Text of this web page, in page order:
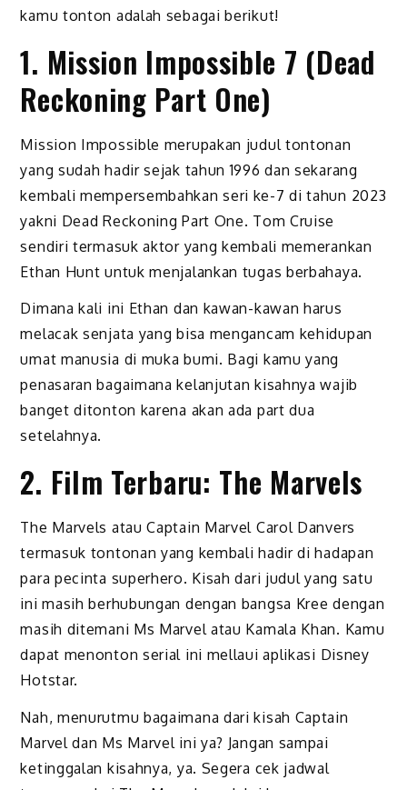
kamu tonton adalah sebagai berikut!
1. Mission Impossible 7 (Dead
Reckoning Part One)
Mission Impossible merupakan judul tontonan
yang sudah hadir sejak tahun 1996 dan sekarang
kembali mempersembahkan seri ke-7 di tahun 2023
yakni Dead Reckoning Part One. Tom Cruise
sendiri termasuk aktor yang kembali memerankan
Ethan Hunt untuk menjalankan tugas berbahaya.
Dimana kali ini Ethan dan kawan-kawan harus
melacak senjata yang bisa mengancam kehidupan
umat manusia di muka bumi. Bagi kamu yang
penasaran bagaimana kelanjutan kisahnya wajib
banget ditonton karena akan ada part dua
setelahnya.
2. Film Terbaru: The Marvels
The Marvels atau Captain Marvel Carol Danvers
termasuk tontonan yang kembali hadir di hadapan
para pecinta superhero. Kisah dari judul yang satu
ini masih berhubungan dengan bangsa Kree dengan
masih ditemani Ms Marvel atau Kamala Khan. Kamu
dapat menonton serial ini mellaui aplikasi Disney
Hotstar.
Nah, menurutmu bagaimana dari kisah Captain
Marvel dan Ms Marvel ini ya? Jangan sampai
ketinggalan kisahnya, ya. Segera cek jadwal